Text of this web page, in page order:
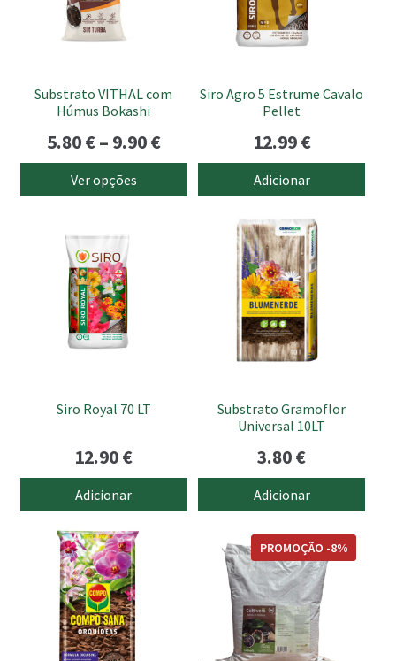
Substrato VITHAL com
Húmus Bokashi
5.80€– 9.90€Price
range:
5.80 €
Ver opções
options
chosen
page
Siro Agro 5 Estrume Cavalo
Pellet
12.99€
Adicionar
Siro Royal 70 LT
12.90€
Adicionar
Substrato Gramoflor
Universal 10LT
3.80€
Adicionar
PROMOÇÃO -8%